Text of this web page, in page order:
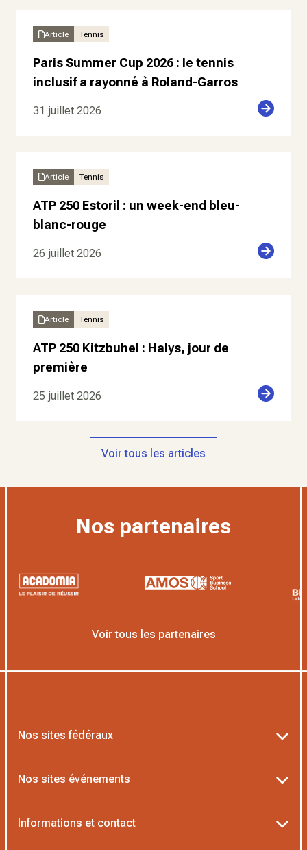
Article Tennis
Paris Summer Cup 2026 : le tennis
inclusif a rayonné à Roland-Garros
31 juillet 2026
Article Tennis
ATP 250 Estoril : un week-end bleu-
blanc-rouge
26 juillet 2026
Article Tennis
ATP 250 Kitzbuhel : Halys, jour de
première
25 juillet 2026
Voir tous les articles
Nos partenaires
Voir tous les partenaires
Nos sites fédéraux
Nos sites événements
Informations et contact